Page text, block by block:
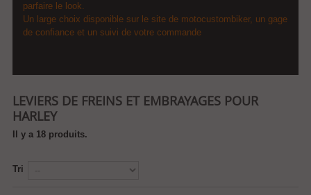
parfaire le look.
Un large choix disponible sur le site de motocustombiker, un gage
de confiance et un suivi de votre commande
LEVIERS DE FREINS ET EMBRAYAGES POUR
HARLEY
Il y a 18 produits.
Tri